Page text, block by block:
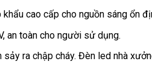
cao cấp cho nguồn sáng ổn
an toàn cho người sử dụng.
sảy ra chập cháy. Đèn led nhà